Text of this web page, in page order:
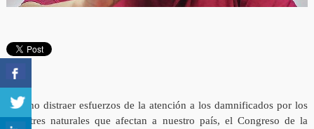
Para no distraer esfuerzos de la atención a los damnificados por los
desastres naturales que afectan a nuestro país, el Congreso de la